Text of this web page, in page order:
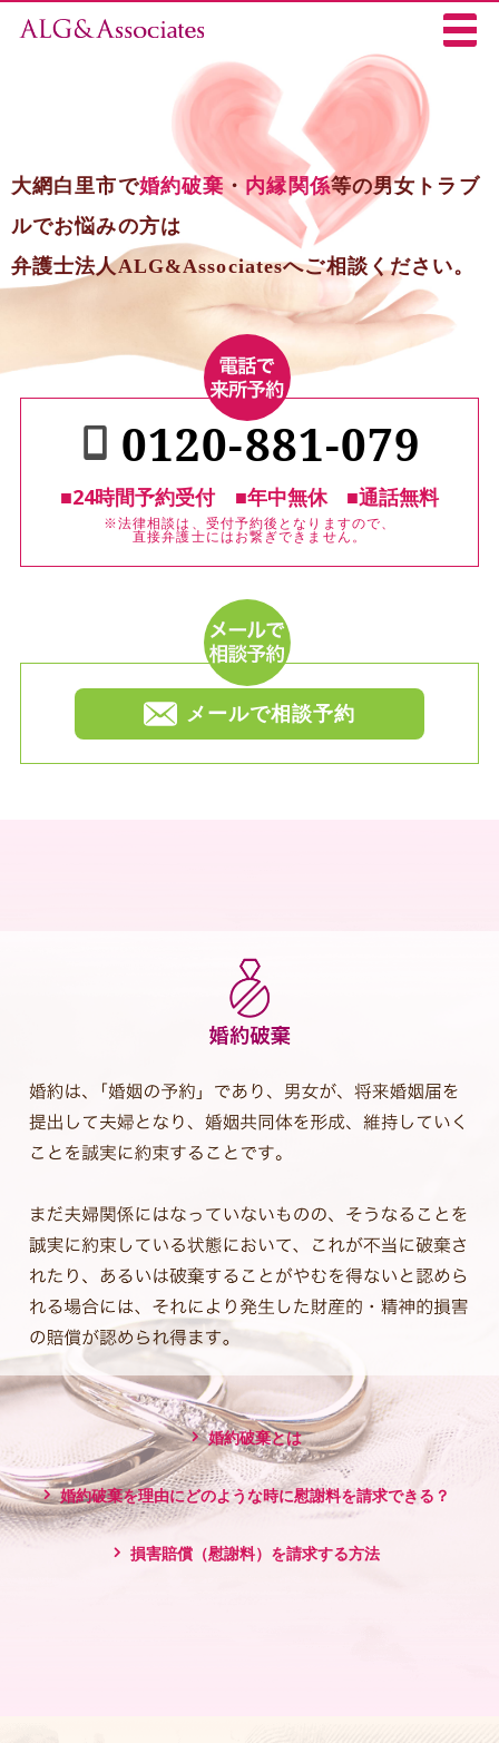
大網白里市で婚約破棄 ・ 内縁関係等の男女トラブ
ルでお悩みの方は
弁護士法人ALG&Associatesへご相談ください。
0120-881-079
■24時間予約受付 ■年中無休 ■通話無料
※法律相談は、受付予約後となりますので、
直接弁護士にはお繋ぎできません。
メールで相談予約
婚約破棄とは
婚約破棄を理由にどのような時に慰謝料を請求できる？
損害賠償（慰謝料）を請求する方法